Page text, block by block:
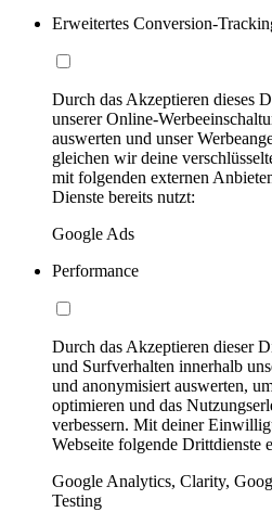
Erweitertes Conversion-
Durch das Akzeptieren dieses
unserer Online-
auswerten und unser
gleichen wir deine
mit folgenden externen
Dienste bereits nutzt:
Google Ads
Performance
Durch das Akzeptieren dieser
und Surfverhalten innerhalb
und anonymisiert auswerten,
optimieren und das
verbessern. Mit deiner
Webseite folgende Drittdienste
Google Analytics, Clarity,
Testing